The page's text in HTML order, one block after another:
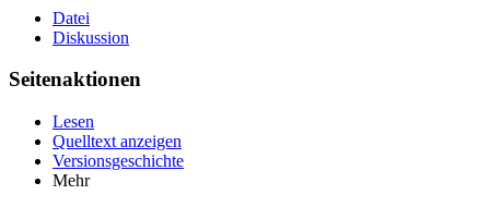
Datei
Diskussion
Seitenaktionen
Lesen
Quelltext anzeigen
Versionsgeschichte
Mehr